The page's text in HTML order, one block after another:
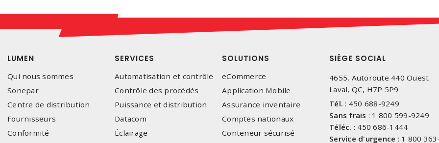
LUMEN
Qui nous sommes
Sonepar
Centre de distribution
Fournisseurs
Conformité
SERVICES
Automatisation et contrôle
Contrôle des procédés
Puissance et distribution
Datacom
Éclairage
SOLUTIONS
eCommerce
Application Mobile
Assurance inventaire
Comptes nationaux
Conteneur sécurisé
SIÈGE SOCIAL
4655, Autoroute 440 Ouest
Laval, QC, H7P 5P9
Tél. : 450 688-9249
Sans frais : 1 800 599-9249
Téléc. : 450 686-1444
Service d'urgence : 1 800